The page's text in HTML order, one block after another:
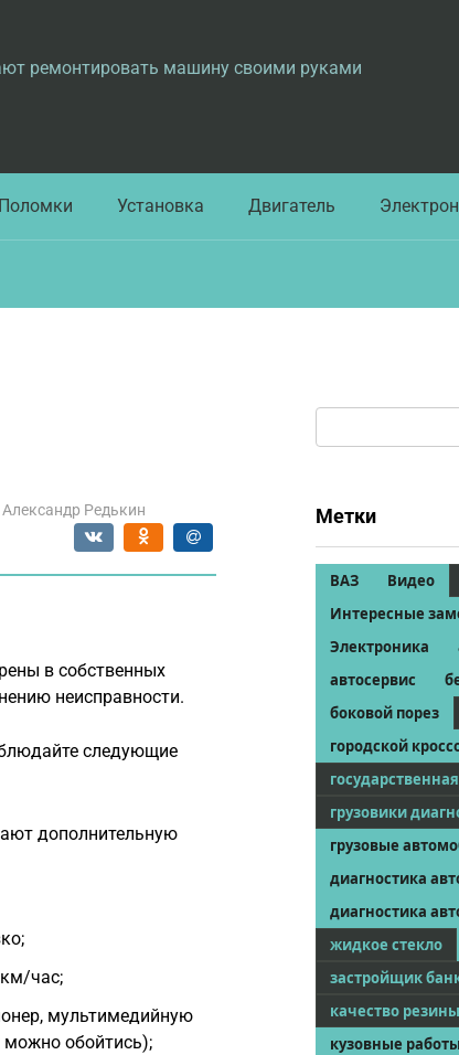
ремонтировать машину своими руками
Поломки Установка Двигатель
Александр Редькин
в собственных
неисправности.
следующие
дополнительную
км/час;
мультимедийную
можно обойтись);
Метки
ВАЗ Видео
Интересные
Электроника
автосервис
боковой порез
городской
грузовики
грузовые
диагностика
диагностика
жидкое стекло
застройщик
качество резины
кузовные работы